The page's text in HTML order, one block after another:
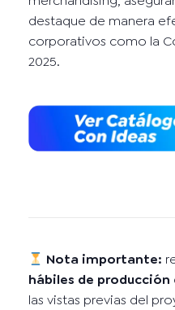
destaque de manera
corporativos como la
2025.
Nota importante:
hábiles de producción
las vistas previas del